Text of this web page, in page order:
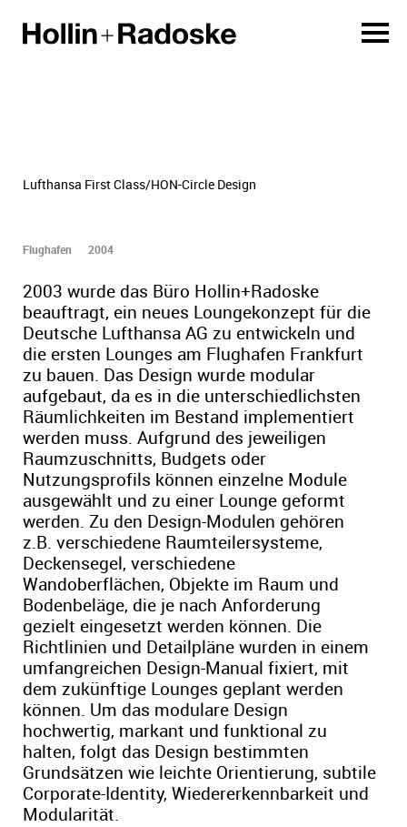
Lufthansa First Class/HON-Circle Design
Flughafen 2004
2003 wurde das Büro Hollin+Radoske
beauftragt, ein neues Loungekonzept für die
Deutsche Lufthansa AG zu entwickeln und
die ersten Lounges am Flughafen Frankfurt
zu bauen. Das Design wurde modular
aufgebaut, da es in die unterschiedlichsten
Räumlichkeiten im Bestand implementiert
werden muss. Aufgrund des jeweiligen
Raumzuschnitts, Budgets oder
Nutzungsprofils können einzelne Module
ausgewählt und zu einer Lounge geformt
werden. Zu den Design-Modulen gehören
z.B. verschiedene Raumteilersysteme,
Deckensegel, verschiedene
Wandoberflächen, Objekte im Raum und
Bodenbeläge, die je nach Anforderung
gezielt eingesetzt werden können. Die
Richtlinien und Detailpläne wurden in einem
umfangreichen Design-Manual fixiert, mit
dem zukünftige Lounges geplant werden
können. Um das modulare Design
hochwertig, markant und funktional zu
halten, folgt das Design bestimmten
Grundsätzen wie leichte Orientierung, subtile
Corporate-Identity, Wiedererkennbarkeit und
Modularität.